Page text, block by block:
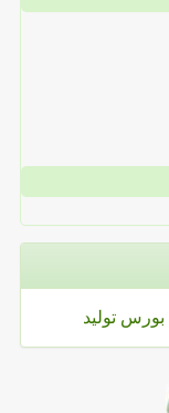
بورس تولید